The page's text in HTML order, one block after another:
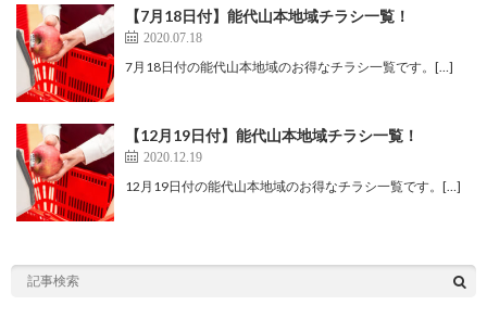
【7月18日付】能代山本地域チラシ一覧！
2020.07.18
7月18日付の能代山本地域のお得なチラシ一覧です。[…]
【12月19日付】能代山本地域チラシ一覧！
2020.12.19
12月19日付の能代山本地域のお得なチラシ一覧です。[…]